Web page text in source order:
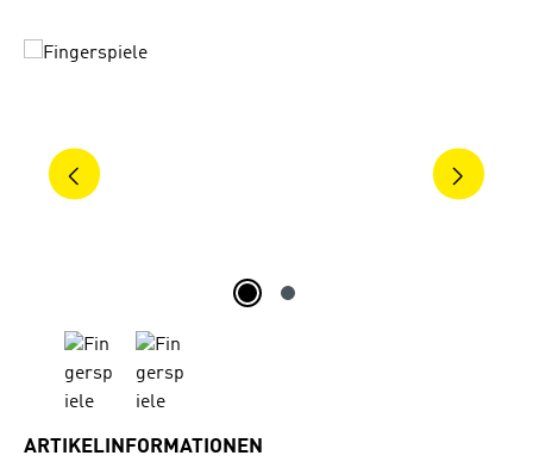
Bildergalerie überspringen
ARTIKELINFORMATIONEN